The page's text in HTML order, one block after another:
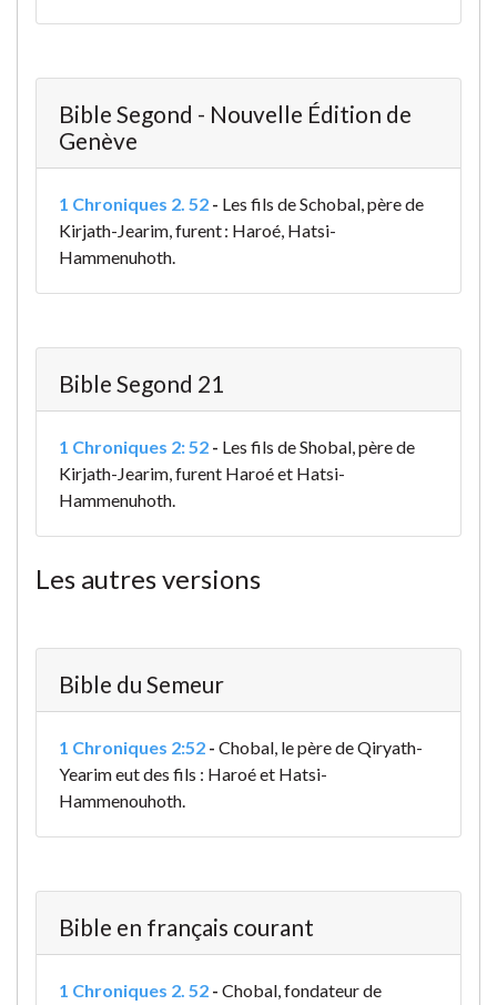
Bible Segond - Nouvelle Édition de
Genève
1 Chroniques 2. 52 - Les fils de Schobal, père de
Kirjath-Jearim, furent : Haroé, Hatsi-
Hammenuhoth.
Bible Segond 21
1 Chroniques 2: 52 - Les fils de Shobal, père de
Kirjath-Jearim, furent Haroé et Hatsi-
Hammenuhoth.
Les autres versions
Bible du Semeur
1 Chroniques 2:52 - Chobal, le père de Qiryath-
Yearim eut des fils : Haroé et Hatsi-
Hammenouhoth.
Bible en français courant
1 Chroniques 2. 52 - Chobal, fondateur de